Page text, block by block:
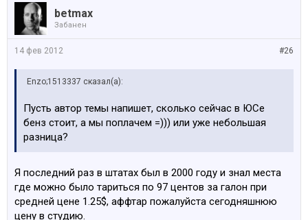
Индивидуальное солнцезащитное остекление
S775A INDIVIDUAL DACHHIMMEL ANTHRAZIT Потолок
антрацит
S840A HOCHGESCHWINDIGKEITSABSTIMMUNG
S8S4A DECODIERUNG VARIABLE LICHTVERTEILUN
S8SCA LAENDERSPEZ. TELESERVICEFREISCH.
Открыт.доп.телем.услуг,в завис.от страны
S8SPA COP STEUERUNG Управление COP
Серийная комплектация
betmax
Забанен
#26
14 фев 2012
Enzo;1513337 сказал(а):
Пусть автор темы напишет, сколько сейчас в ЮСе
бенз стоит, а мы поплачем =))) или уже небольшая
разница?
Я последний раз в штатах был в 2000 году и знал места
где можно было тариться по 97 центов за галон при
средней цене 1.25$, аффтар пожалуйста сегодняшнюю
цену в студию.